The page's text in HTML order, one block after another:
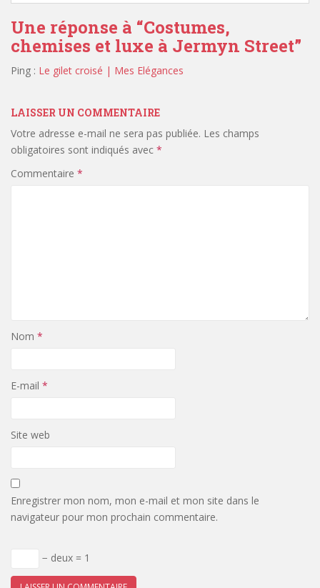
Une réponse à “Costumes,
chemises et luxe à Jermyn Street”
Ping : Le gilet croisé | Mes Elégances
LAISSER UN COMMENTAIRE
Votre adresse e-mail ne sera pas publiée. Les champs
obligatoires sont indiqués avec *
Commentaire *
Nom *
E-mail *
Site web
Enregistrer mon nom, mon e-mail et mon site dans le
navigateur pour mon prochain commentaire.
− deux = 1